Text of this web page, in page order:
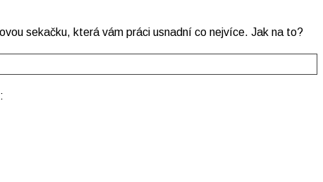
sekačku, která vám práci usnadní co nejvíce. Jak na to?